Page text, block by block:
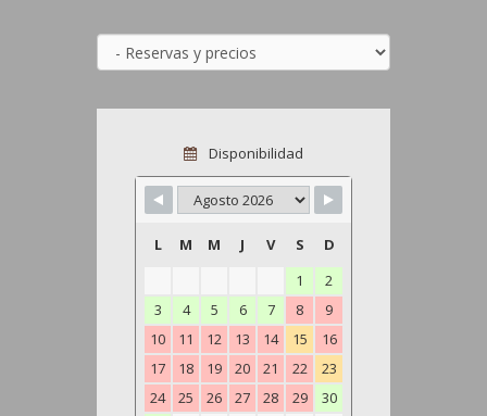
Disponibilidad
L M M J V S
D
1
2
3
4 5 6 7 8
9
10
11 12 13 14 15
16
17
18 19 20 21 22
23
24
25 26 27 28 29
30